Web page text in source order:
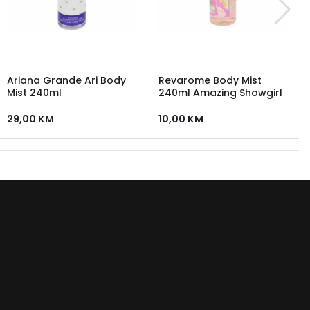
Ariana Grande Ari Body
Mist 240ml
29,00 KM
Revarome Body Mist
240ml Amazing Showgirl
10,00 KM